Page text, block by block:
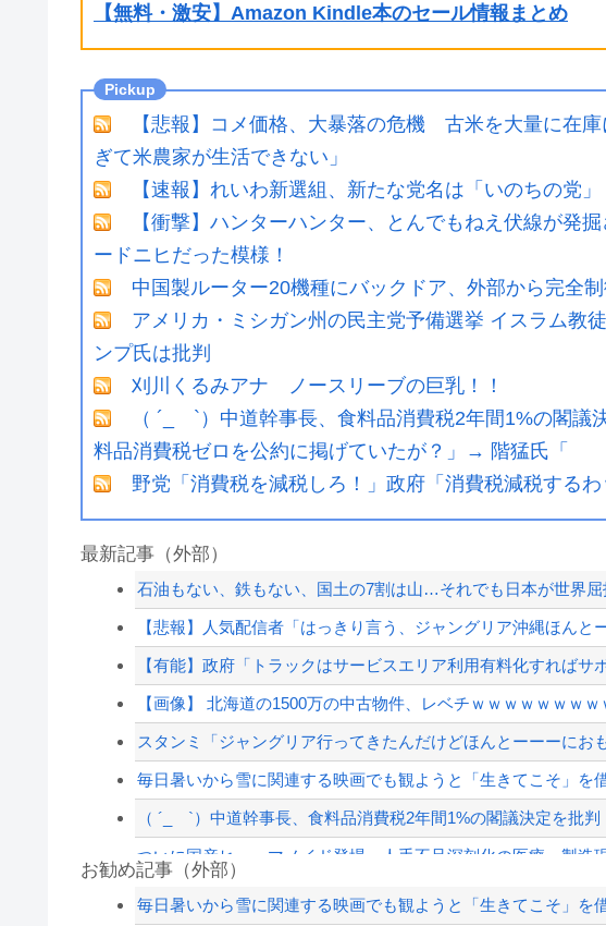
【無料・激安】Amazon Kindle本のセール情報まとめ
【悲報】コメ価格、大暴落の危機 古米を大量に在
ぎて米農家が生活できない」
【速報】れいわ新選組、新たな党名は「いのちの党
【衝撃】ハンターハンター、とんでもねえ伏線が発
ードニヒだった模様！
中国製ルーター20機種にバックドア、外部から完全
アメリカ・ミシガン州の民主党予備選挙 イスラム教
ンプ氏は批判
刈川くるみアナ ノースリーブの巨乳！！
（ ´_ゝ`）中道幹事長、食料品消費税2年間1%の閣
料品消費税ゼロを公約に掲げていたが？」→ 階猛氏「
野党「消費税を減税しろ！」政府「消費税減税する
最新記事（外部）
石油もない、鉄もない、国土の7割は山…それでも日本が世界
【悲報】人気配信者「はっきり言う、ジャングリア沖縄ほんと
【有能】政府「トラックはサービスエリア利用有料化すればサ
【画像】 北海道の1500万の中古物件、レベチｗｗｗｗｗｗｗ
スタンミ「ジャングリア行ってきたんだけどほんとーーーにお
毎日暑いから雪に関連する映画でも観ようと「生きてこそ」を
（ ´_ゝ`）中道幹事長、食料品消費税2年間1%の閣議決定を批
ついに国産ヒューマノイド登場、人手不足深刻化の医療・製造
暴力行為法違反の疑いで、毎日新聞記者を逮捕
お勧め記事（外部）
毎日暑いから雪に関連する映画でも観ようと「生きてこそ」を